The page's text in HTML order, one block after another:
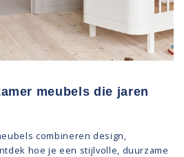
meubels die jaren
combineren design,
hoe je een stijlvolle, duurzame